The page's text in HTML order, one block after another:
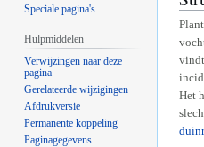
Het
Speciale pagina's
Hulpmiddelen
Verwijzingen naar deze
pagina
Gerelateerde wijzigingen
Afdrukversie
Permanente koppeling
Paginagegevens